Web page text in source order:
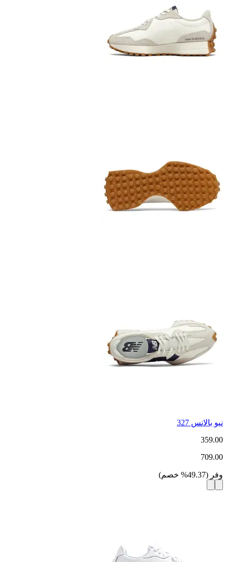
نيو بالانس 327
359.00
709.00
وفر (
49.37
% خصم)